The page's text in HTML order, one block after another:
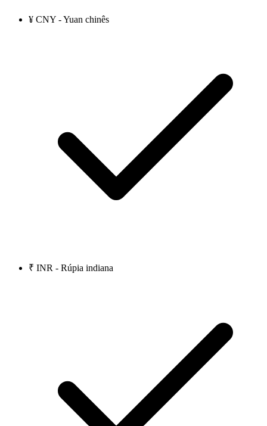
¥ CNY - Yuan chinês
₹ INR - Rúpia indiana